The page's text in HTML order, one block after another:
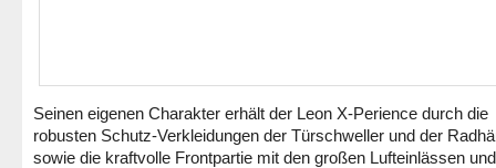
Seinen eigenen Charakter erhält der Leon X-Perience durch die
robusten Schutz-Verkleidungen der Türschweller und der
sowie die kraftvolle Frontpartie mit den großen Lufteinlässen und